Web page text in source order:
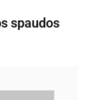
spaudos